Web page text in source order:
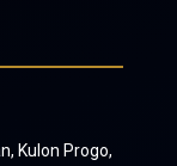
Kulon Progo,